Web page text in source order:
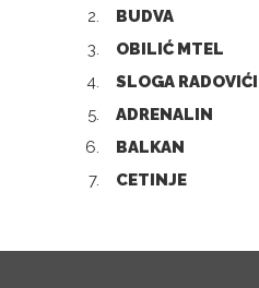
2.
BUDVA
3.
OBILIĆ MTEL
4.
SLOGA RADOVIĆI
5.
ADRENALIN
6.
BALKAN
7.
CETINJE